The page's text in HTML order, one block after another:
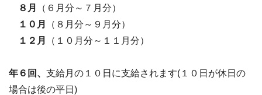
８月
（６月分～７月分）
１０月
（８月分～９月分）
１２月
（１０月分～１１月分）
年６回、 支給月の１０日に支給されます(１０日が休日の
場合は後の平日)